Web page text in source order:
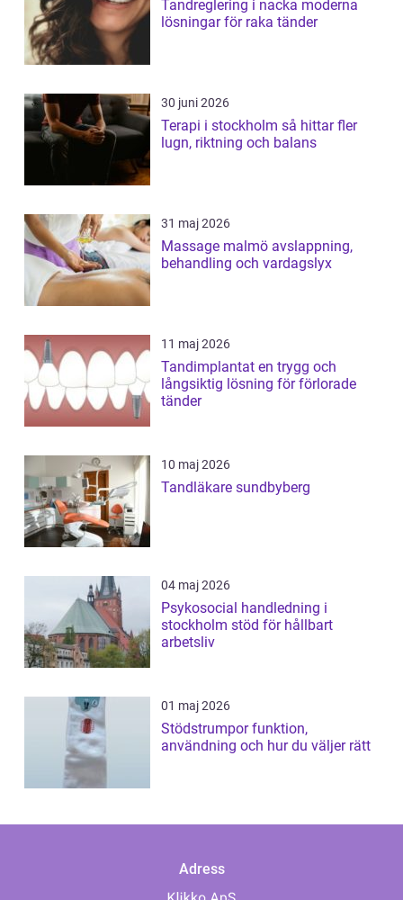
Tandreglering i nacka moderna
lösningar för raka tänder
30 juni 2026
Terapi i stockholm så hittar fler
lugn, riktning och balans
31 maj 2026
Massage malmö avslappning,
behandling och vardagslyx
11 maj 2026
Tandimplantat en trygg och
långsiktig lösning för förlorade
tänder
10 maj 2026
Tandläkare sundbyberg
04 maj 2026
Psykosocial handledning i
stockholm stöd för hållbart
arbetsliv
01 maj 2026
Stödstrumpor funktion,
användning och hur du väljer rätt
Adress